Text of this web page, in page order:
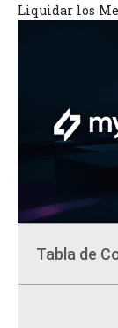
Liquidar los
Tabla de